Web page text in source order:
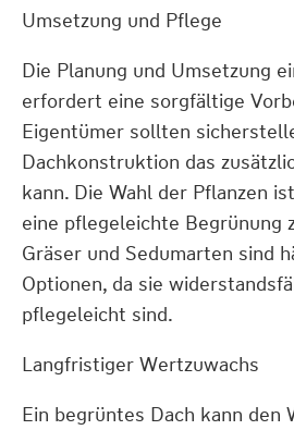
Umsetzung und Pflege
Die Planung und Umsetzung
erfordert eine sorgfältige
Eigentümer sollten
Dachkonstruktion das
kann. Die Wahl der Pflanzen
eine pflegeleichte Begrünung
Gräser und Sedumarten sind
Optionen, da sie
pflegeleicht sind.
Langfristiger Wertzuwachs
Ein begrüntes Dach kann den